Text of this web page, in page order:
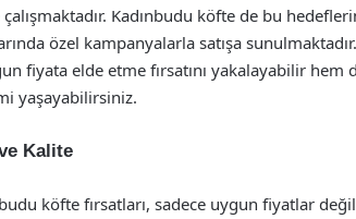
Kadınbudu köfte de bu
özel kampanyalarla satışa
fiyata elde etme fırsatını yakalayabilir
yaşayabilirsiniz.
Kalite
köfte fırsatları, sadece uygun fiyatlar